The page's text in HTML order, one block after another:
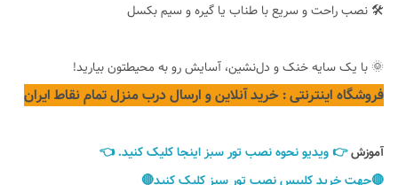
🛠 نصب راحت و سریع با طناب یا گیره و سیم بکسل
🌞 با یک سایه خنک و دل‌نشین، آسایش رو به محیطتون بیارید!
فروشگاه اینترنتی : خرید آنلاین و ارسال درب منزل تمام نقاط ایران
آموزش👉 ویدیو نحوه نصب تور سبز اینجا کلیک کنید. 👈
🔴جهت خرید کلیپس نصب تور سبز کلیک کنید🔴